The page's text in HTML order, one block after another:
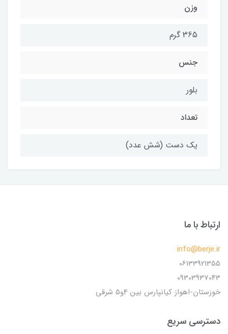
وزن
365 گرم
جنس
بلور
تعداد
یک دست (شش عدد)
ارتباط با ما
info@berje.ir
06133921355
09303937043
خوزستان-اهواز کیانپارس بین 4و5 شرقی
دسترسی سریع